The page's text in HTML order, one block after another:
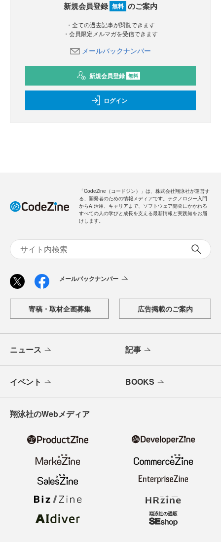
新規会員登録 無料 のご案内
・全ての過去記事が閲覧できます
・会員限定メルマガを受信できます
メールバックナンバー
新規会員登録 無料
ログイン
「CodeZine（コードジン）」は、株式会社翔泳社が運営す
る、開発者のための情報メディアです。テクノロジー入門
からAI活用、キャリアまで、ソフトウェア開発にかかわる
すべての人の学びと成長を支える最新情報と実践知をお届
けします。
メールバックナンバー
寄稿・取材企画募集 広告掲載のご案内
ニュース 記事
イベント BOOKS
翔泳社のWebメディア